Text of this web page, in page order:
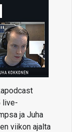
live-
ja Juha
viikon ajalta